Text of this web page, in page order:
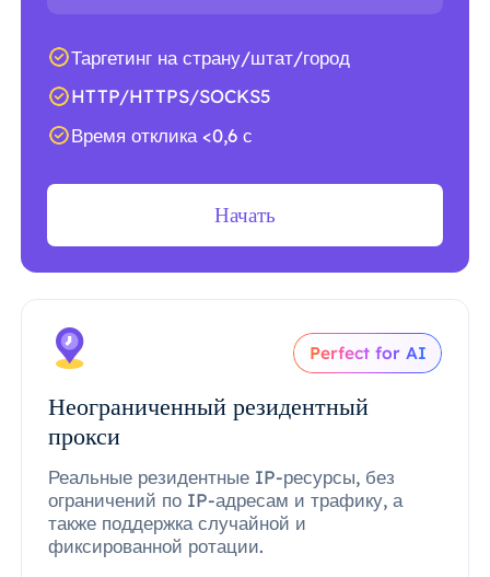
Таргетинг на страну/штат/город
HTTP/HTTPS/SOCKS5
Время отклика <0,6 с
Начать
Perfect for AI
Неограниченный резидентный
прокси
Реальные резидентные IP-ресурсы, без
ограничений по IP-адресам и трафику, а
также поддержка случайной и
фиксированной ротации.